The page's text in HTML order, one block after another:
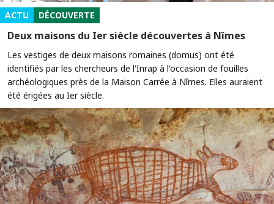
ACTU DÉCOUVERTE
Deux maisons du Ier siècle découvertes à Nîmes
Les vestiges de deux maisons romaines (domus) ont été
identifiés par les chercheurs de l'Inrap à l'occasion de fouilles
archéologiques près de la Maison Carrée à Nîmes. Elles auraient
été érigées au Ier siècle.